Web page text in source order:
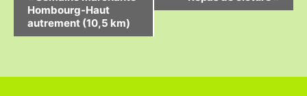
v
Hombourg-Haut
autrement (10,5 km)